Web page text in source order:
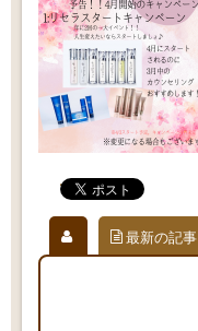
最新の記事